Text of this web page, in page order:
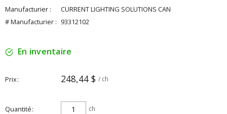
Manufacturier :
CURRENT LIGHTING SOLUTIONS CAN
# Manufacturier : 93312102
En inventaire
Prix 248,44 $ / ch
Quantité ch